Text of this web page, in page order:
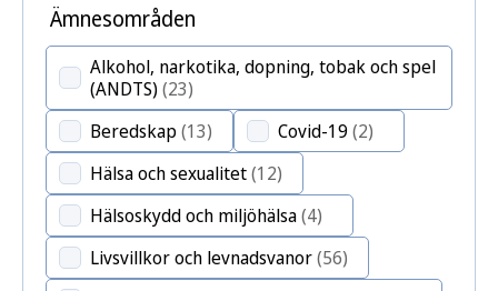
Ämnesområden
Alkohol, narkotika, dopning, tobak och spel
(ANDTS)(23)
Beredskap(13) Covid-19 (2)
Hälsa och sexualitet(12)
Hälsoskydd och miljöhälsa(4)
Livsvillkor och levnadsvanor(56)